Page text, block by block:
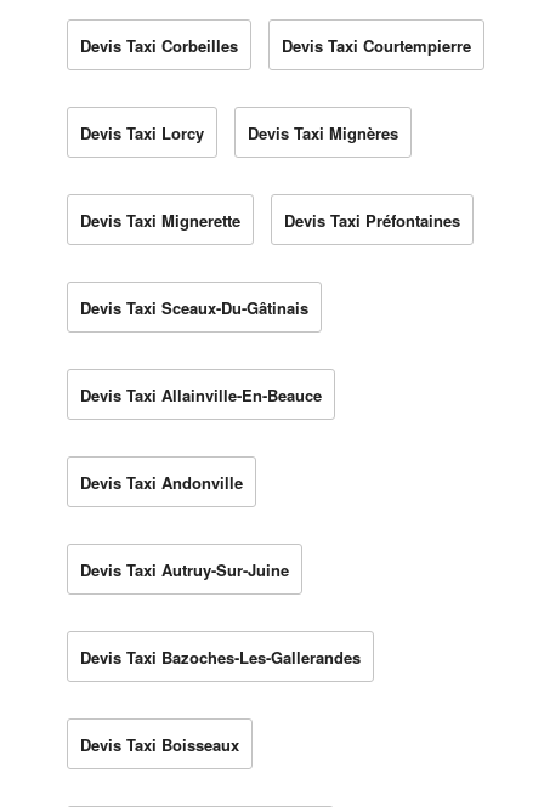
Devis Taxi Corbeilles Devis Taxi Courtempierre
Devis Taxi Lorcy Devis Taxi Mignères
Devis Taxi Mignerette Devis Taxi Préfontaines
Devis Taxi Sceaux-Du-Gâtinais
Devis Taxi Allainville-En-Beauce
Devis Taxi Andonville
Devis Taxi Autruy-Sur-Juine
Devis Taxi Bazoches-Les-Gallerandes
Devis Taxi Boisseaux